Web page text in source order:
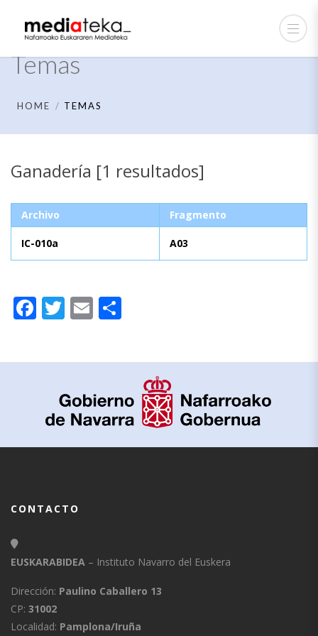
Temas
HOME TEMAS
Ganadería [1 resultados]
Archivo Fragmento
IC-010a A03
Facebook
Twitter
Email
CONTACTO
EUSKARABIDEA – Instituto Navarro del Euskera
Dirección: Paulino Caballero 13
CP: 31002
Localidad: Pamplona/Iruña